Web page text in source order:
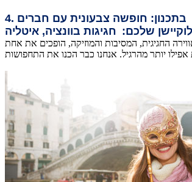
4. בתכנון: חופשה צבעונית עם חברים
שלכם: חגיגות בוונציה, איטליה
החגיגית, המסיבות והמוזיקה, הופכים את אחת